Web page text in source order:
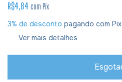
R$4,84 com Pix
3% de desconto pagando com Pix
Ver mais detalhes